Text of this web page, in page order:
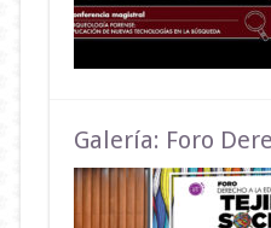
Galería: Foro